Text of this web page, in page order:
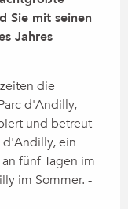
Sie mit seinen
Jahres
die
d'Andilly,
und betreut
d'Andilly, ein
fünf Tagen im
im Sommer. -